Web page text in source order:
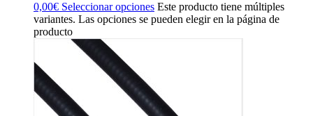
0,00€ Seleccionar opciones Este producto tiene múltiples
variantes. Las opciones se pueden elegir en la página de
producto